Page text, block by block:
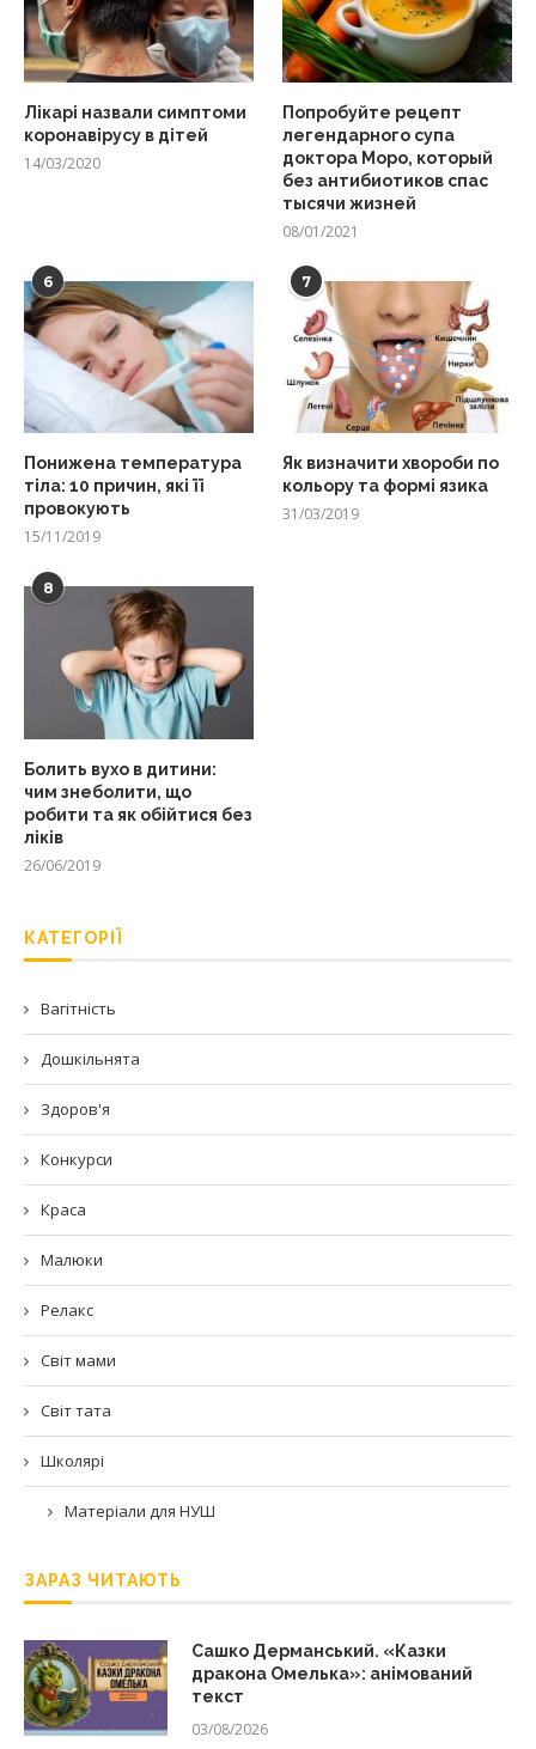
Лікарі назвали симптоми
коронавірусу в дітей
14/03/2020
Попробуйте рецепт
легендарного супа
доктора Моро, который
без антибиотиков спас
тысячи жизней
08/01/2021
6
Понижена температура
тіла: 10 причин, які її
провокують
15/11/2019
7
Як визначити хвороби по
кольору та формі язика
31/03/2019
8
Болить вухо в дитини:
чим знеболити, що
робити та як обійтися без
ліків
26/06/2019
КАТЕГОРІЇ
Вагітність
Дошкільнята
Здоров'я
Конкурси
Краса
Малюки
Релакс
Світ мами
Світ тата
Школярі
Матеріали для НУШ
ЗАРАЗ ЧИТАЮТЬ
Сашко Дерманський. «Казки
дракона Омелька»: анімований
текст
03/08/2026